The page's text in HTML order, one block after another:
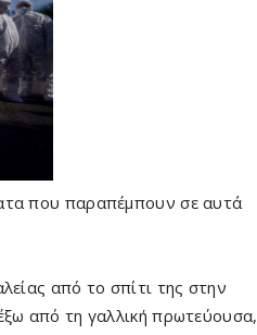
που παραπέμπουν σε αυτά
από το σπίτι της στην
από τη γαλλική πρωτεύουσα,